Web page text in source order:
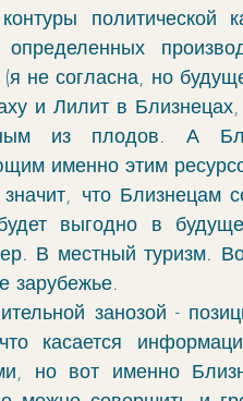
политической
определенных
не согласна, но
и Лилит в
из плодов. А
именно этим
что Близнецам
выгодно в
В местный туризм.
зарубежье.
занозой -
касается
но вот именно